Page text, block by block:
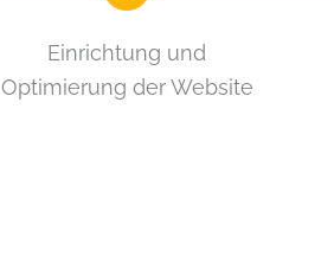
Einrichtung und
Optimierung der Website